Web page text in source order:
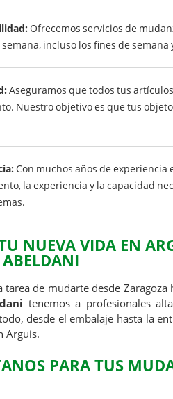
Ofrecemos servicios de
incluso los fines de semana
Aseguramos que todos tus
Nuestro objetivo es que tus
Con muchos años de
la experiencia y la capacidad
NUEVA VIDA EN
tarea de mudarte desde Zaragoza
tenemos a profesionales
desde el embalaje hasta la
Arguis.
PARA TUS